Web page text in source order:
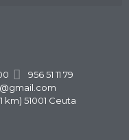
956 51 11 79
km) 51001 Ceuta